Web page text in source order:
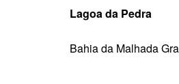
Lagoa da Pedra
Bahia da Malhada